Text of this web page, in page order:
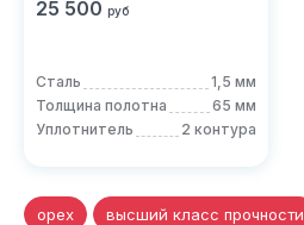
25 500 руб
Сталь
1,5 мм
Толщина полотна
65 мм
Уплотнитель
2 контура
орех высший класс прочности